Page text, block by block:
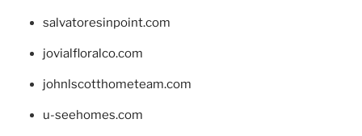
salvatoresinpoint.com
jovialfloralco.com
johnlscotthometeam.com
u-seehomes.com